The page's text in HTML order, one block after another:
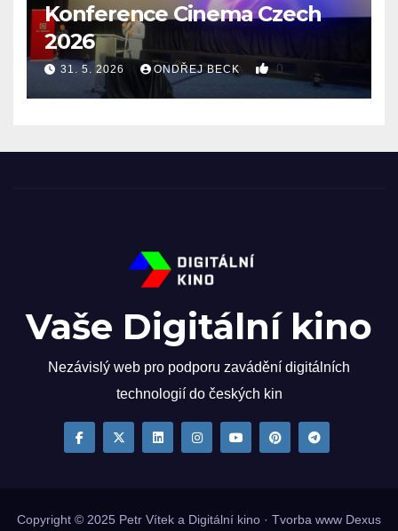
Konference Cinema Czech
2026
31. 5. 2026 ONDŘEJ BECK 0
Vaše Digitální kino
Nezávislý web pro podporu zavádění digitálních
technologií do českých kin
Copyright © 2025 Petr Vítek a Digitální kino · Tvorba www Dexus